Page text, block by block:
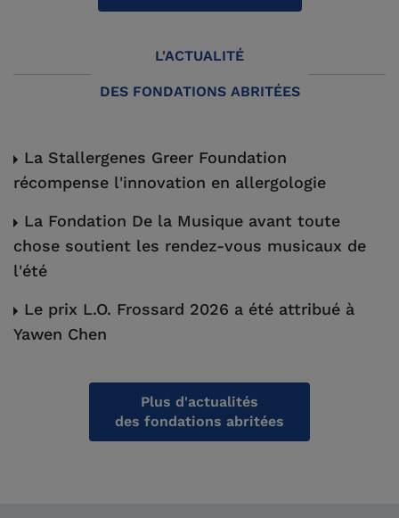
L'ACTUALITÉ
DES FONDATIONS ABRITÉES
La Stallergenes Greer Foundation
récompense l'innovation en allergologie
La Fondation De la Musique avant toute
chose soutient les rendez-vous musicaux de
l'été
Le prix L.O. Frossard 2026 a été attribué à
Yawen Chen
Plus d'actualités
des fondations abritées